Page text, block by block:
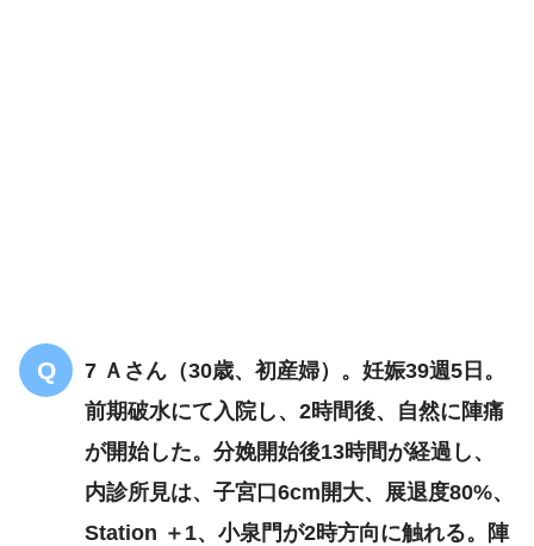
7 Ａさん（30歳、初産婦）。妊娠39週5日。
前期破水にて入院し、2時間後、自然に陣痛
が開始した。分娩開始後13時間が経過し、
内診所見は、子宮口6cm開大、展退度80%、
Station ＋1、小泉門が2時方向に触れる。陣